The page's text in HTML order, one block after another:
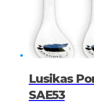
Lusikas
SAE53